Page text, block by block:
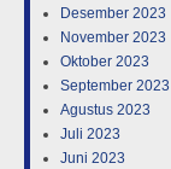
Desember 2023
November 2023
Oktober 2023
September 2023
Agustus 2023
Juli 2023
Juni 2023